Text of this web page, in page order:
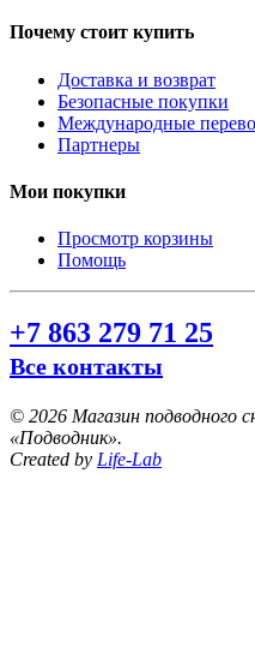
Почему стоит купить
Доставка и возврат
Безопасные покупки
Международные
Партнеры
Мои покупки
Просмотр корзины
Помощь
+7 863 279 71 25
Все контакты
© 2026 Магазин подводного
«Подводник».
Created by Life-Lab